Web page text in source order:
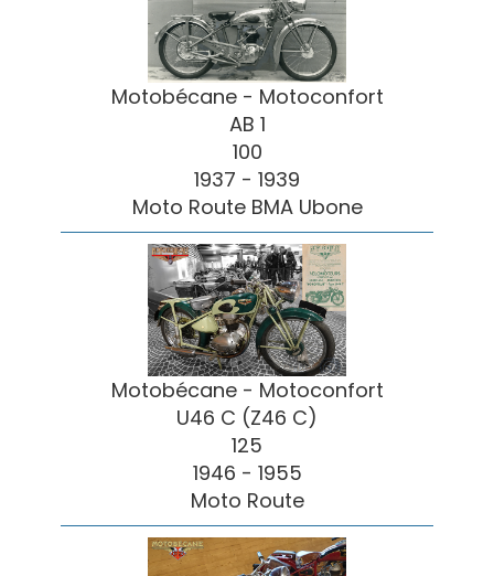
Motobécane - Motoconfort
AB 1
100
1937 - 1939
Moto Route BMA Ubone
Motobécane - Motoconfort
U46 C (Z46 C)
125
1946 - 1955
Moto Route